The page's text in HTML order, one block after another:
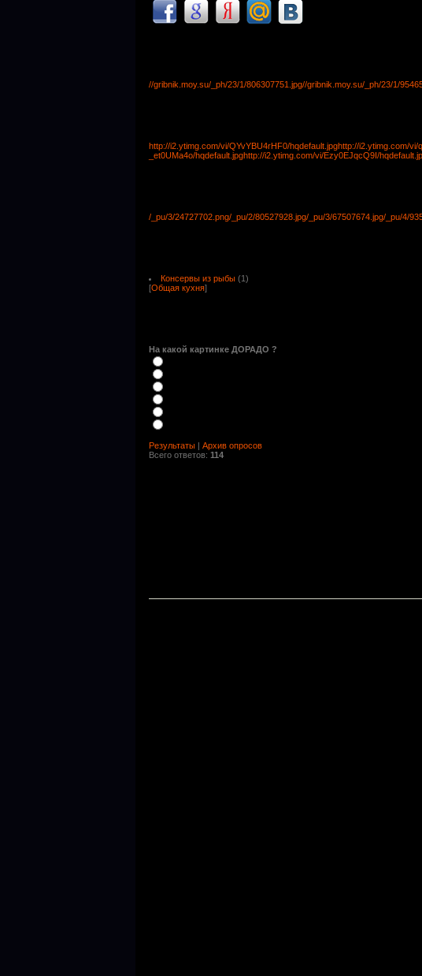
//gribnik.moy.su/_ph/23/1/806307751.jpg//gribnik.moy.su/_ph/23/1/
http://i2.ytimg.com/vi/QYvYBU4rHF0/hqdefault.jpghttp://i2.ytimg.com/vi/
_et0UMa4o/hqdefault.jpghttp://i2.ytimg.com/vi/Ezy0EJqcQ9I/
/_pu/3/24727702.png/_pu/2/80527928.jpg/_pu/3/67507674.jpg/_pu/4/
Консервы из рыбы (1)
[Общая кухня]
На какой картинке ДОРАДО ?
Результаты | Архив опросов
Всего ответов: 114